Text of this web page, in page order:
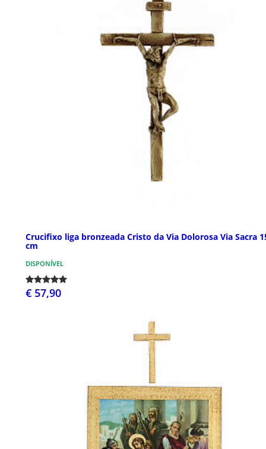
Crucifixo liga bronzeada Cristo da Via Dolorosa Via Sacra
cm
DISPONÍVEL
€ 57,90